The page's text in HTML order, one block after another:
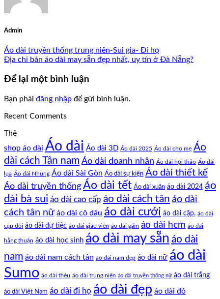
Admin
Áo dài truyền thống trung niên-Sui gia- Đi họ
Địa chỉ bán áo dài may sẵn đẹp nhất, uy tín ở Đà Nẵng?
Để lại một bình luận
Bạn phải đăng nhập để gửi bình luận.
Recent Comments
Thẻ
shop áo dài Áo dài Áo dài 3D Áo dài 2025 Áo dài cho mẹ Áo
dài cách Tân nam Áo dài doanh nhân Áo dài hội thảo Áo dài
lụa Áo dài Nhung Áo dài Sài Gòn Áo dài sự kiện Áo dài thiết kế
Áo dài truyền thống Áo dài tết Áo dài xuân áo dài 2024 áo
dài bà sui áo dài cao cấp áo dài cách tân áo dài
cách tân nữ áo dài cô dâu áo dài cưới áo dài cặp. áo dài
cặp đôi áo dài dự tiệc áo dài giáo viên áo dài gấm áo dài hcm áo dài
hằng thuận áo dài học sinh áo dài may sẵn áo dài
nam áo dài nam cách tân áo dài nam đẹp áo dài nữ áo dài
Sumo áo dài thêu áo dài trung niên áo dài truyền thống nữ áo dài trắng
áo dài Việt Nam áo dài đi họ áo dài đẹp áo dài đỏ